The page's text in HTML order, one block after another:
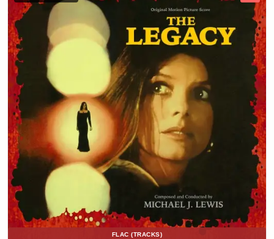
FLAC (TRACKS)